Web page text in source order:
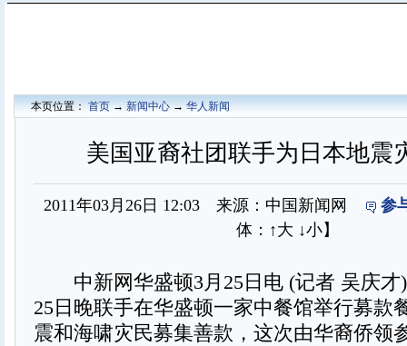
本页位置：首页→新闻中心→华人新闻
美国亚裔社团联手为日本地震
2011年03月26日 12:03 来源：中国新闻网
参
体： ↑大 ↓小】
中新网华盛顿3月25日电 (记者 吴庆才
25日晚联手在华盛顿一家中餐馆举行募款
震和海啸灾民募集善款，这次由华裔侨领